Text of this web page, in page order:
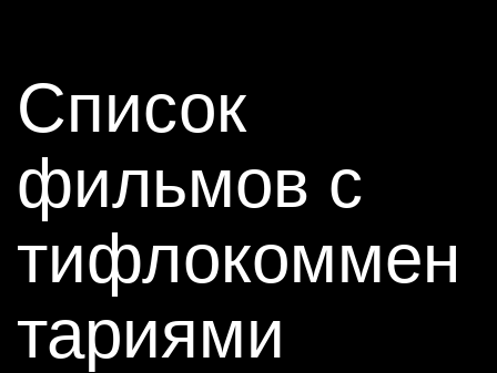
Список
фильмов с
тифлокоммен
тариями